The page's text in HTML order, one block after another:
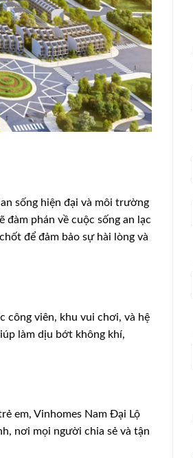
sống hiện đại và môi trường
đàm phán về cuộc sống an lạc
để đảm bảo sự hài lòng và
công viên, khu vui chơi, và hệ
làm dịu bớt không khí,
em, Vinhomes Nam Đại Lộ
nơi mọi người chia sẻ và tận